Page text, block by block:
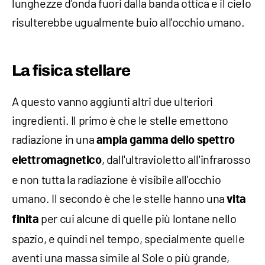
lunghezze d'onda fuori dalla banda ottica e il cielo
risulterebbe ugualmente buio all'occhio umano.
La fisica stellare
A questo vanno aggiunti altri due ulteriori
ingredienti. Il primo è che le stelle emettono
radiazione in una ampia gamma dello spettro
elettromagnetico, dall'ultravioletto all'infrarosso
e non tutta la radiazione è visibile all'occhio
umano. Il secondo è che le stelle hanno unavita
finita per cui alcune di quelle più lontane nello
spazio, e quindi nel tempo, specialmente quelle
aventi una massa simile al Sole o più grande,